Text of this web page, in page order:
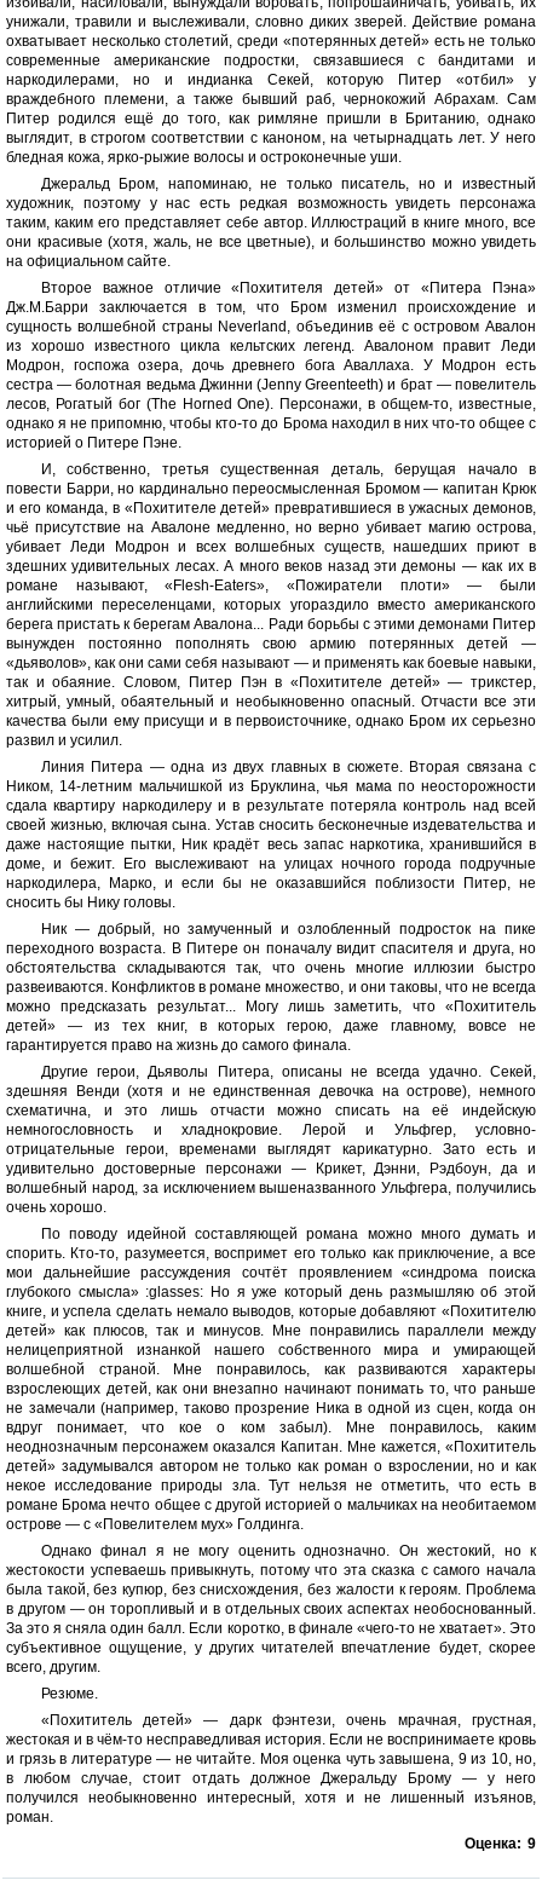
унижали, травили и выслеживали, словно диких зверей. Действие романа
охватывает несколько столетий, среди «потерянных детей» есть не только
современные американские подростки, связавшиеся с бандитами и
наркодилерами, но и индианка Секей, которую Питер «отбил» у
враждебного племени, а также бывший раб, чернокожий Абрахам. Сам
Питер родился ещё до того, как римляне пришли в Британию, однако
выглядит, в строгом соответствии с каноном, на четырнадцать лет. У него
бледная кожа, ярко-рыжие волосы и остроконечные уши.
Джеральд Бром, напоминаю, не только писатель, но и известный
художник, поэтому у нас есть редкая возможность увидеть персонажа
таким, каким его представляет себе автор. Иллюстраций в книге много, все
они красивые (хотя, жаль, не все цветные), и большинство можно увидеть
на официальном сайте.
Второе важное отличие «Похитителя детей» от «Питера Пэна»
Дж.М.Барри заключается в том, что Бром изменил происхождение и
сущность волшебной страны Neverland, объединив её с островом Авалон
из хорошо известного цикла кельтских легенд. Авалоном правит Леди
Модрон, госпожа озера, дочь древнего бога Аваллаха. У Модрон есть
сестра — болотная ведьма Джинни (Jenny Greenteeth) и брат — повелитель
лесов, Рогатый бог (The Horned One). Персонажи, в общем-то, известные,
однако я не припомню, чтобы кто-то до Брома находил в них что-то общее с
историей о Питере Пэне.
И, собственно, третья существенная деталь, берущая начало в
повести Барри, но кардинально переосмысленная Бромом — капитан Крюк
и его команда, в «Похитителе детей» превратившиеся в ужасных демонов,
чьё присутствие на Авалоне медленно, но верно убивает магию острова,
убивает Леди Модрон и всех волшебных существ, нашедших приют в
здешних удивительных лесах. А много веков назад эти демоны — как их в
романе называют, «Flesh-Eaters», «Пожиратели плоти» — были
английскими переселенцами, которых угораздило вместо американского
берега пристать к берегам Авалона... Ради борьбы с этими демонами Питер
вынужден постоянно пополнять свою армию потерянных детей —
«дьяволов», как они сами себя называют — и применять как боевые навыки,
так и обаяние. Словом, Питер Пэн в «Похитителе детей» — трикстер,
хитрый, умный, обаятельный и необыкновенно опасный. Отчасти все эти
качества были ему присущи и в первоисточнике, однако Бром их серьезно
развил и усилил.
Линия Питера — одна из двух главных в сюжете. Вторая связана с
Ником, 14-летним мальчишкой из Бруклина, чья мама по неосторожности
сдала квартиру наркодилеру и в результате потеряла контроль над всей
своей жизнью, включая сына. Устав сносить бесконечные издевательства и
даже настоящие пытки, Ник крадёт весь запас наркотика, хранившийся в
доме, и бежит. Его выслеживают на улицах ночного города подручные
наркодилера, Марко, и если бы не оказавшийся поблизости Питер, не
сносить бы Нику головы.
Ник — добрый, но замученный и озлобленный подросток на пике
переходного возраста. В Питере он поначалу видит спасителя и друга, но
обстоятельства складываются так, что очень многие иллюзии быстро
развеиваются. Конфликтов в романе множество, и они таковы, что не всегда
можно предсказать результат... Могу лишь заметить, что «Похититель
детей» — из тех книг, в которых герою, даже главному, вовсе не
гарантируется право на жизнь до самого финала.
Другие герои, Дьяволы Питера, описаны не всегда удачно. Секей,
здешняя Венди (хотя и не единственная девочка на острове), немного
схематична, и это лишь отчасти можно списать на её индейскую
немногословность и хладнокровие. Лерой и Ульфгер, условно-
отрицательные герои, временами выглядят карикатурно. Зато есть и
удивительно достоверные персонажи — Крикет, Дэнни, Рэдбоун, да и
волшебный народ, за исключением вышеназванного Ульфгера, получились
очень хорошо.
По поводу идейной составляющей романа можно много думать и
спорить. Кто-то, разумеется, воспримет его только как приключение, а все
мои дальнейшие рассуждения сочтёт проявлением «синдрома поиска
глубокого смысла» :glasses: Но я уже который день размышляю об этой
книге, и успела сделать немало выводов, которые добавляют «Похитителю
детей» как плюсов, так и минусов. Мне понравились параллели между
нелицеприятной изнанкой нашего собственного мира и умирающей
волшебной страной. Мне понравилось, как развиваются характеры
взрослеющих детей, как они внезапно начинают понимать то, что раньше
не замечали (например, таково прозрение Ника в одной из сцен, когда он
вдруг понимает, что кое о ком забыл). Мне понравилось, каким
неоднозначным персонажем оказался Капитан. Мне кажется, «Похититель
детей» задумывался автором не только как роман о взрослении, но и как
некое исследование природы зла. Тут нельзя не отметить, что есть в
романе Брома нечто общее с другой историей о мальчиках на необитаемом
острове — с «Повелителем мух» Голдинга.
Однако финал я не могу оценить однозначно. Он жестокий, но к
жестокости успеваешь привыкнуть, потому что эта сказка с самого начала
была такой, без купюр, без снисхождения, без жалости к героям. Проблема
в другом — он торопливый и в отдельных своих аспектах необоснованный.
За это я сняла один балл. Если коротко, в финале «чего-то не хватает». Это
субъективное ощущение, у других читателей впечатление будет, скорее
всего, другим.
Резюме.
«Похититель детей» — дарк фэнтези, очень мрачная, грустная,
жестокая и в чём-то несправедливая история. Если не воспринимаете кровь
и грязь в литературе — не читайте. Моя оценка чуть завышена, 9 из 10, но,
в любом случае, стоит отдать должное Джеральду Брому — у него
получился необыкновенно интересный, хотя и не лишенный изъянов,
роман.
Оценка: 9